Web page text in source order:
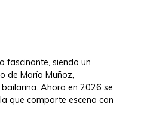
fascinante, siendo un
de María Muñoz,
Ahora en 2026 se
que comparte escena con